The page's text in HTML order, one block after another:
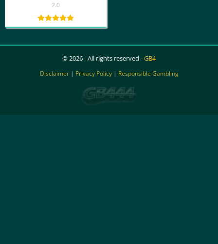
2.0
© 2026 - All rights reserved -GB4
Disclaimer| Privacy Policy| Responsible Gambling